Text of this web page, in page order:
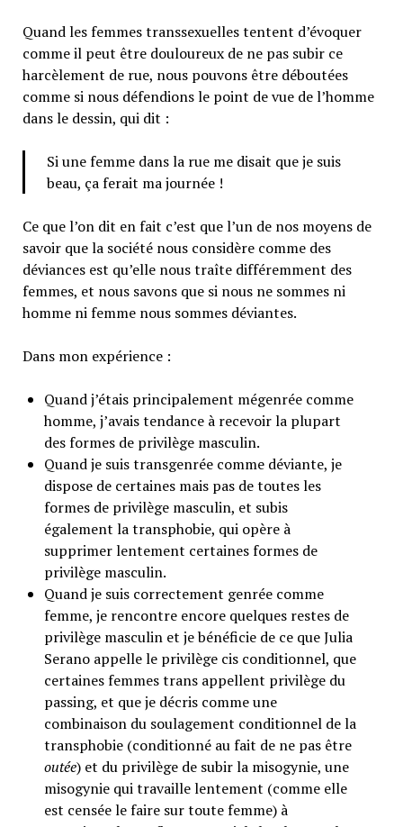
Quand les femmes transsexuelles tentent d’évoquer
comme il peut être douloureux de ne pas subir ce
harcèlement de rue, nous pouvons être déboutées
comme si nous défendions le point de vue de l’homme
dans le dessin, qui dit :
Si une femme dans la rue me disait que je suis
beau, ça ferait ma journée !
Ce que l’on dit en fait c’est que l’un de nos moyens de
savoir que la société nous considère comme des
déviances est qu’elle nous traîte différemment des
femmes, et nous savons que si nous ne sommes ni
homme ni femme nous sommes déviantes.
Dans mon expérience :
Quand j’étais principalement mégenrée comme
homme, j’avais tendance à recevoir la plupart
des formes de privilège masculin.
Quand je suis transgenrée comme déviante, je
dispose de certaines mais pas de toutes les
formes de privilège masculin, et subis
également la transphobie, qui opère à
supprimer lentement certaines formes de
privilège masculin.
Quand je suis correctement genrée comme
femme, je rencontre encore quelques restes de
privilège masculin et je bénéficie de ce que Julia
Serano appelle le privilège cis conditionnel, que
certaines femmes trans appellent privilège du
passing, et que je décris comme une
combinaison du soulagement conditionnel de la
transphobie (conditionné au fait de ne pas être
outée) et du privilège de subir la misogynie, une
misogynie qui travaille lentement (comme elle
est censée le faire sur toute femme) à